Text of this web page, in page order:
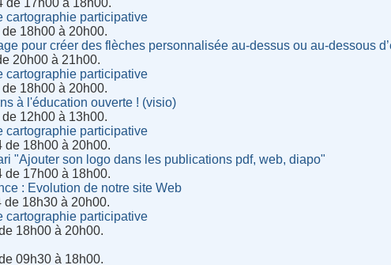
de 17h00 à 18h00.
cartographie participative
18h00 à 20h00.
pour créer des flèches personnalisée au-dessus ou au-dessous
20h00 à 21h00.
cartographie participative
18h00 à 20h00.
à l'éducation ouverte ! (visio)
12h00 à 13h00.
cartographie participative
de 18h00 à 20h00.
"Ajouter son logo dans les publications pdf, web, diapo"
de 17h00 à 18h00.
: Evolution de notre site Web
de 18h30 à 20h00.
cartographie participative
18h00 à 20h00.
09h30 à 18h00.